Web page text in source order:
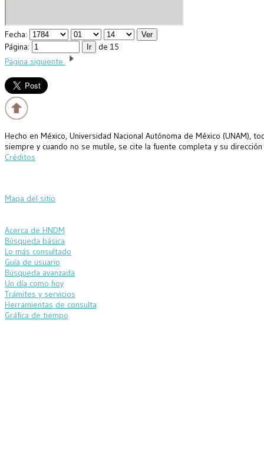
Fecha:
Página:
de 15
Página siguiente
Hecho en México, Universidad Nacional Autónoma de México
siempre y cuando no se mutile, se cite la fuente completa y su
Créditos
Mapa del sitio
Acerca de HNDM
Búsqueda básica
Lo más consultado
Guía de usuario
Búsqueda avanzada
Un día como hoy
Trámites y servicios
Herramientas de consulta
Gráfica de tiempo